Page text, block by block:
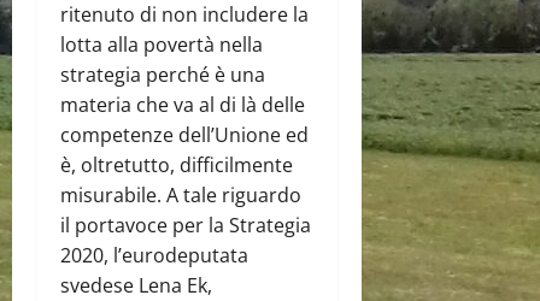
ritenuto di non includere la
lotta alla povertà nella
strategia perché è una
materia che va al di là delle
competenze dell’Unione ed
è, oltretutto, difficilmente
misurabile. A tale riguardo
il portavoce per la Strategia
2020, l’eurodeputata
svedese Lena Ek,